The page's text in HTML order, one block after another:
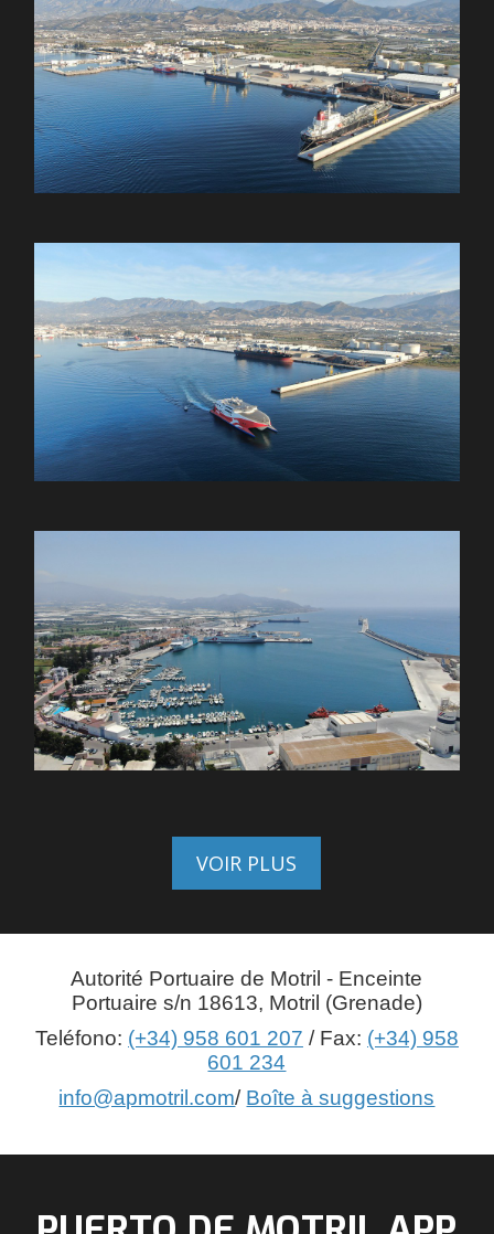
VOIR PLUS
Autorité Portuaire de Motril - Enceinte
Portuaire s/n 18613, Motril (Grenade)
Teléfono: (+34) 958 601 207 / Fax: (+34) 958
601 234
info@apmotril.com/ Boîte à suggestions